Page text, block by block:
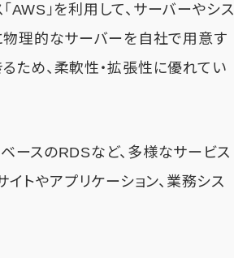
」を利用して、サーバーやシス
物理的なサーバーを自社で用意す
ため、柔軟性・拡張性に優れてい
ースのRDSなど、多様なサービス
トやアプリケーション、業務シス